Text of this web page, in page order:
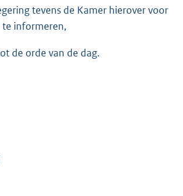
tevens de Kamer hierover voor
informeren,
de orde van de dag.